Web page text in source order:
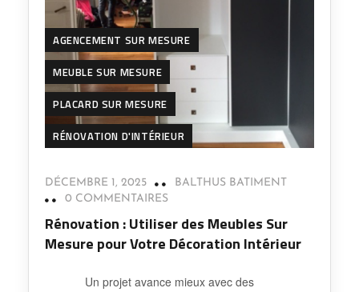
AGENCEMENT SUR MESURE
MEUBLE SUR MESURE
PLACARD SUR MESURE
RÉNOVATION D'INTÉRIEUR
DÉCEMBRE 1, 2025
BALTHUS BATIMENT
0 COMMENTAIRES
Rénovation : Utiliser des Meubles Sur
Mesure pour Votre Décoration Intérieur
Un projet avance mieux avec des